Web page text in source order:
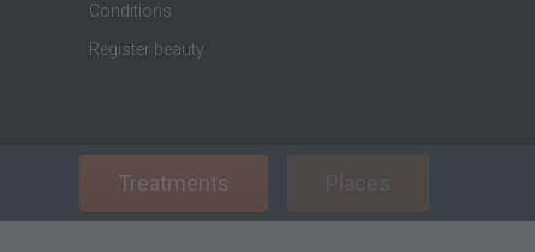
Conditions
Register beauty
Treatments Places